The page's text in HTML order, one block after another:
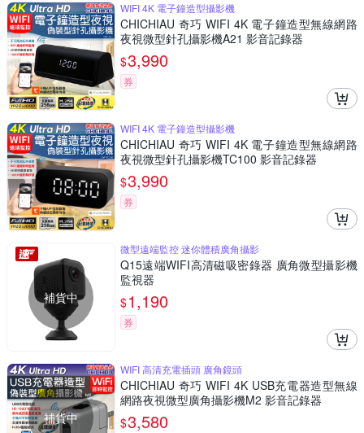
WIFI 4K 電子鐘造型攝影機
CHICHIAU 奇巧 WIFI 4K 電子鐘造型無線網路
夜視微型針孔攝影機A21 影音記錄器
$3,990
券
WIFI 4K 電子鐘造型攝影機
CHICHIAU 奇巧 WIFI 4K 電子鐘造型無線網路
夜視微型針孔攝影機TC100 影音記錄器
$3,990
券
補貨中
微型遠端監控 迷你體積廣角攝影
Q15遠端WIFI高清磁吸密錄器 廣角微型攝影機
監視器
$1,190
券
補貨中
WIFI 高清充電插頭 廣角鏡頭
CHICHIAU 奇巧 WIFI 4K USB充電器造型無線
網路夜視微型廣角攝影機M2 影音記錄器
$3,580